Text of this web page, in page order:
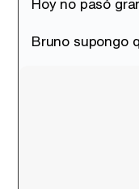
Bruno supongo